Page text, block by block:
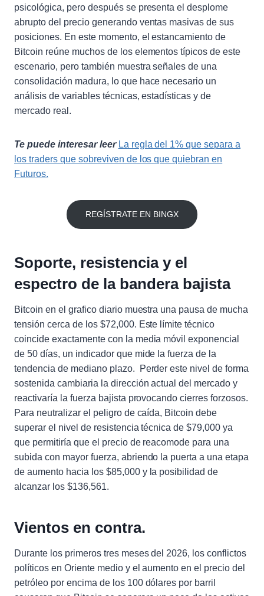
psicológica, pero después se presenta el desplome
abrupto del precio generando ventas masivas de sus
posiciones. En este momento, el estancamiento de
Bitcoin reúne muchos de los elementos típicos de este
escenario, pero también muestra señales de una
consolidación madura, lo que hace necesario un
análisis de variables técnicas, estadísticas y de
mercado real.
Te puede interesar leer La regla del 1% que separa a
los traders que sobreviven de los que quiebran en
Futuros.
REGÍSTRATE EN BINGX
Soporte, resistencia y el
espectro de la bandera bajista
Bitcoin en el grafico diario muestra una pausa de mucha
tensión cerca de los $72,000. Este límite técnico
coincide exactamente con la media móvil exponencial
de 50 días, un indicador que mide la fuerza de la
tendencia de mediano plazo. Perder este nivel de forma
sostenida cambiaria la dirección actual del mercado y
reactivaría la fuerza bajista provocando cierres forzosos.
Para neutralizar el peligro de caída, Bitcoin debe
superar el nivel de resistencia técnica de $79,000 ya
que permitiría que el precio de reacomode para una
subida con mayor fuerza, abriendo la puerta a una etapa
de aumento hacia los $85,000 y la posibilidad de
alcanzar los $136,561.
Vientos en contra.
Durante los primeros tres meses del 2026, los conflictos
políticos en Oriente medio y el aumento en el precio del
petróleo por encima de los 100 dólares por barril